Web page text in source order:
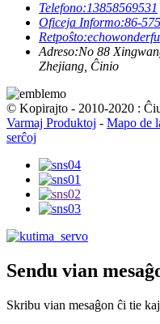
Telefono:13858569531
Oficeja Informo:86-
Retpoŝto:
Adreso:No 88
Zhejiang, Ĉinio
© Kopirajto - 2010-2020 :
Varmaj Produktoj - Mapo de
serĉoj
Sendu vian
Skribu vian mesaĝon ĉi tie